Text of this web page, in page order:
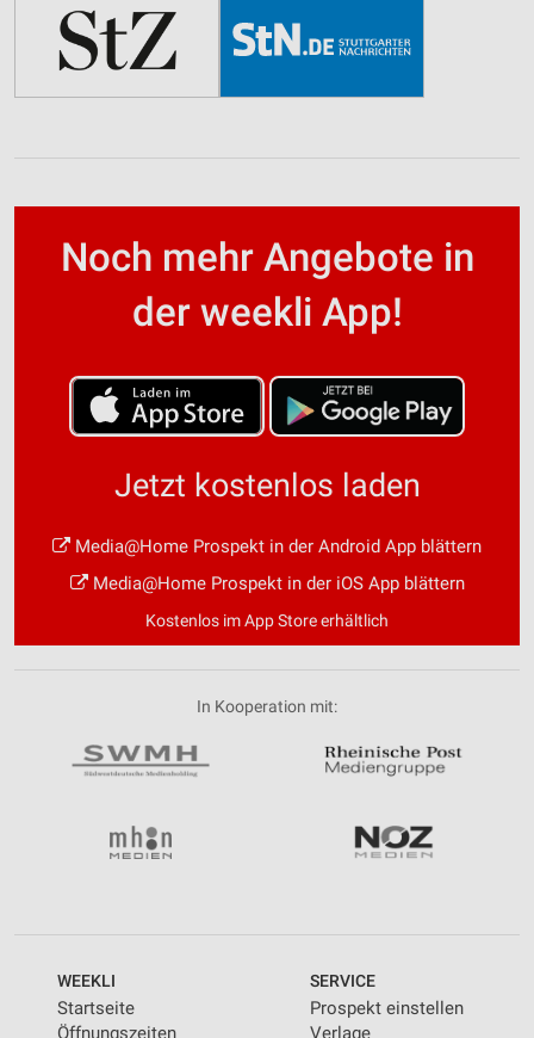
Noch mehr Angebote in
der weekli App!
Jetzt kostenlos laden
Media@Home Prospekt in der Android App blättern
Media@Home Prospekt in der iOS App blättern
Kostenlos im App Store erhältlich
In Kooperation mit:
WEEKLI
Startseite
Öffnungszeiten
SERVICE
Prospekt einstellen
Verlage